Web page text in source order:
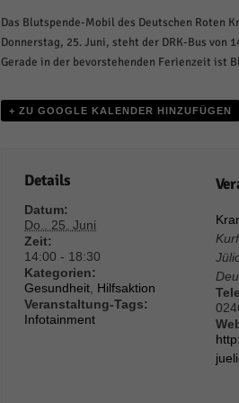
Das Blutspende-Mobil des Deutschen Roten
Donnerstag, 25. Juni, steht der DRK-Bus von
Gerade in der bevorstehenden Ferienzeit ist
+ ZU GOOGLE KALENDER HINZUFÜGEN
Details
Datum:
Do.. 25. Juni
Zeit:
14:00 - 18:30
Kategorien:
Gesundheit Hilfsaktion
Veranstaltung-Tags:
Infotainment
wie